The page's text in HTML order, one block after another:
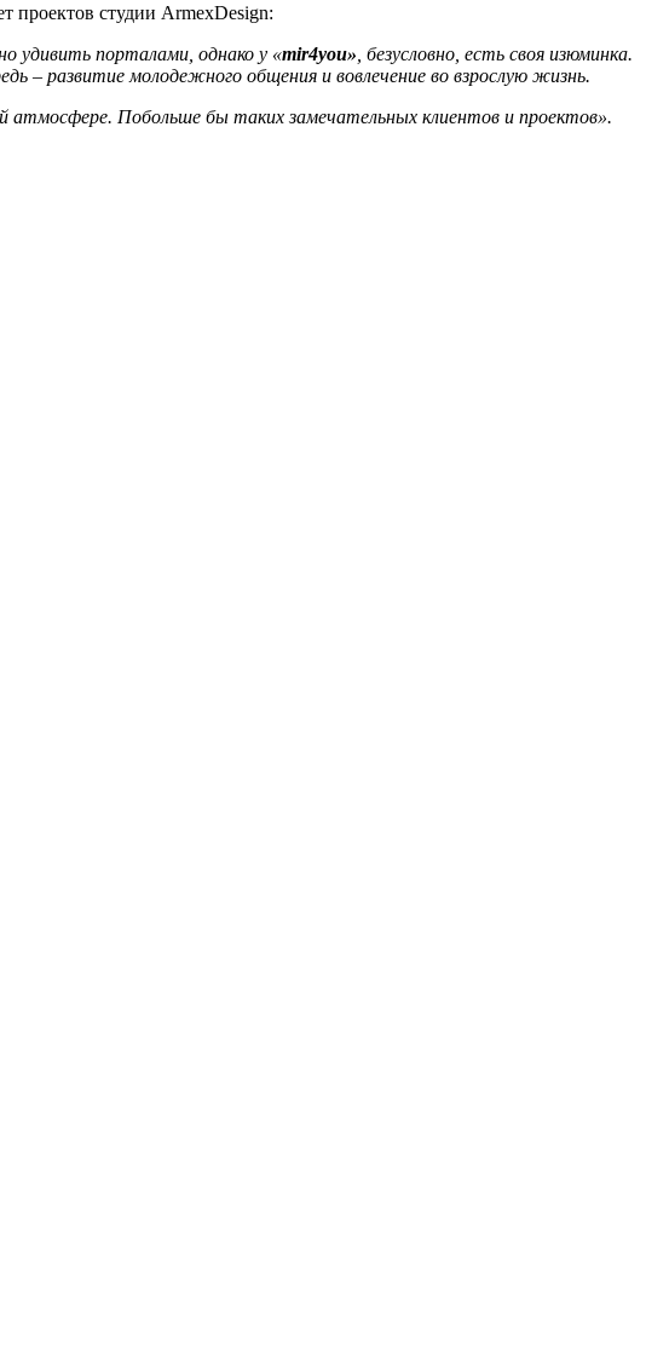
проектов студии ArmexDesign:
удивить порталами, однако у «mir4you» , безусловно, есть своя изюминка.
– развитие молодежного общения и вовлечение во взрослую жизнь.
атмосфере. Побольше бы таких замечательных клиентов и проектов».